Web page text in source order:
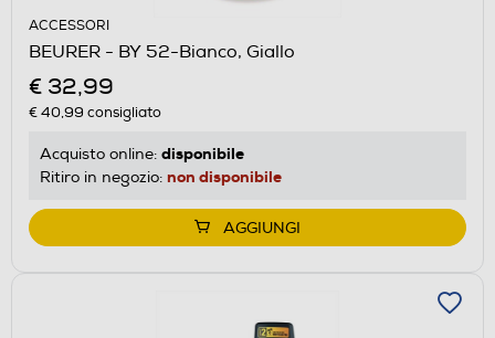
ACCESSORI
BEURER - BY 52-Bianco, Giallo
€ 32,99
€ 40,99 consigliato
Acquisto online: disponibile
Ritiro in negozio: non disponibile
AGGIUNGI